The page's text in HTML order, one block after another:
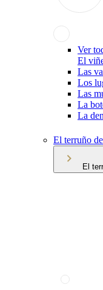
Ver
El
Las
Los
Las
La
La
El terruño
El